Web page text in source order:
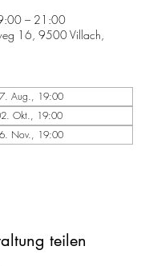
– 21:00
16, 9500 Villach,
Aug., 19:00
Okt., 19:00
Nov., 19:00
teilen